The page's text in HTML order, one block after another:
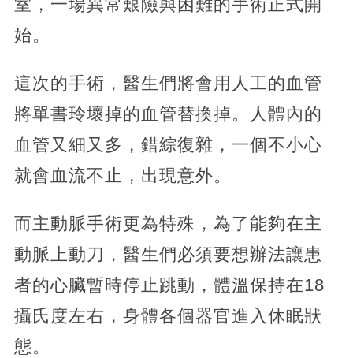
室，一場異常艱險與困難的手術正式開
始。
這次的手術，醫生們將會用人工的血管
將單書玲壞掉的血管替換掉。人體內的
血管又細又多，錯綜復雜，一個不小心
就會血流不止，出現意外。
而主動脈手術更為特殊，為了能夠在主
動脈上動刀，醫生們必須要想辦法讓患
者的心臟暫時停止跳動，體溫保持在18
攝氏度左右，身體各個器官進入休眠狀
態。